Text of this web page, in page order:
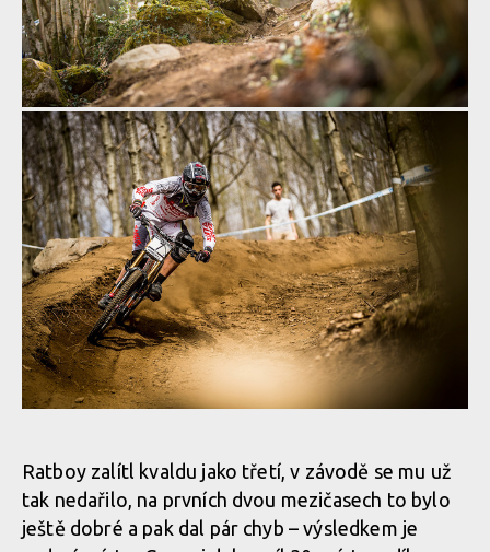
Ratboy zalítl kvaldu jako třetí, v závodě se mu už
tak nedařilo, na prvních dvou mezičasech to bylo
ještě dobré a pak dal pár chyb – výsledkem je